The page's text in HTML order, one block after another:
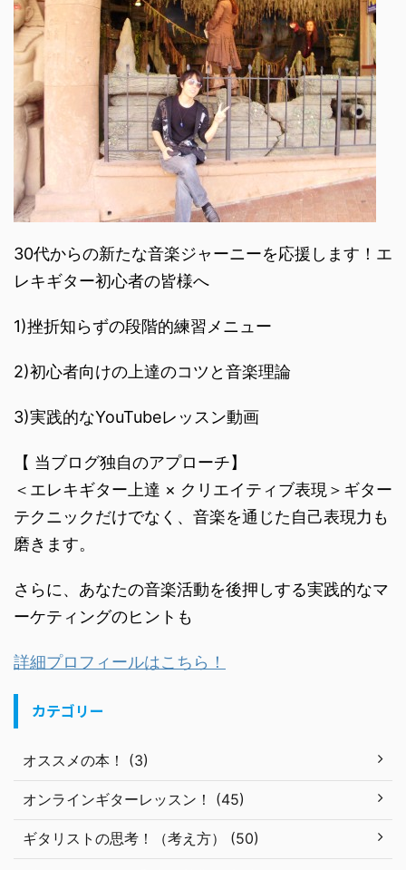
30代からの新たな音楽ジャーニーを応援します！エ
レキギター初心者の皆様へ
1)挫折知らずの段階的練習メニュー
2)初心者向けの上達のコツと音楽理論
3)実践的なYouTubeレッスン動画
【 当ブログ独自のアプローチ】
＜エレキギター上達 × クリエイティブ表現＞ギター
テクニックだけでなく、音楽を通じた自己表現力も
磨きます。
さらに、あなたの音楽活動を後押しする実践的なマ
ーケティングのヒントも
詳細プロフィールはこちら！
カテゴリー
オススメの本！ (3)
オンラインギターレッスン！ (45)
ギタリストの思考！（考え方） (50)